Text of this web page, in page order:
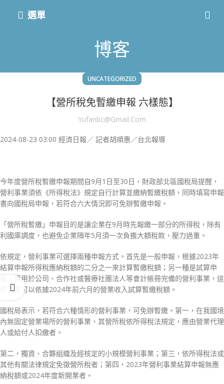
選單
博客
UNCATEGORIZED
【營所稅免暫繳申報 六樣態】
Yufanbc@gmail.com
2024-08-23 03:00 經濟日報／ 記者胡順惠／台北報導
今年度營所稅暫繳申報期間自9月1日至30日，財政部北區國稅局提醒，
營利事業須依《所得稅法》規定自行計算並繳納暫繳稅額，同時填寫申報
書向國稅局申報，若符合六大情況即可免辦暫繳申報。
「營所稅暫繳」申報目的是讓企業在9月時先報繳一部分的所得稅，除有
利國庫調度，也避免企業隔年5月須一次負擔大額稅款，壓力過重。
依規定，營利事業可選擇兩種申報方式。首先是一般申報，根據2023年
結算申報所得稅應納稅額的二分之一來計算暫繳稅額；另一種是試算申
報，適用於公司、合作社或醫療社團法人等會計帳冊完備的營利事業，這
些事業可以依據2024年前六月的營業收入試算暫繳稅額。
國稅局表示，若符合六種情形的營利事業，可免辦暫繳。第一，在我國境
內無固定營業場所的營利事業，其營所稅依所得稅法規定，應由營業代理
人或給付人扣繳者。
第二，獨資、合夥組織及經核定的小規模營利事業；第三，依所得稅法或
其他有關法律規定免徵營所稅者；第四，2023年營利事業結算申報無應
納稅額或2024年度新開業者。